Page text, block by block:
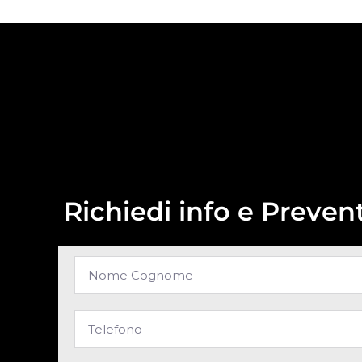
Richiedi info e